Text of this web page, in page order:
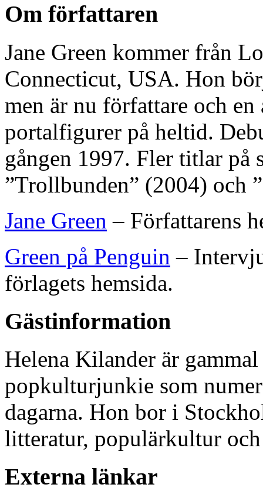
Om författaren
Jane Green kommer från
Connecticut, USA. Hon
men är nu författare och
portalfigurer på heltid.
gången 1997. Fler titlar på
”Trollbunden” (2004) och
Jane Green – Författarens
Green på Penguin –
förlagets hemsida.
Gästinformation
Helena Kilander är
popkulturjunkie som
dagarna. Hon bor i
litteratur, populärkultur
Externa länkar